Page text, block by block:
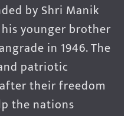
by Shri Manik
younger brother
in 1946. The
patriotic
their freedom
the nations